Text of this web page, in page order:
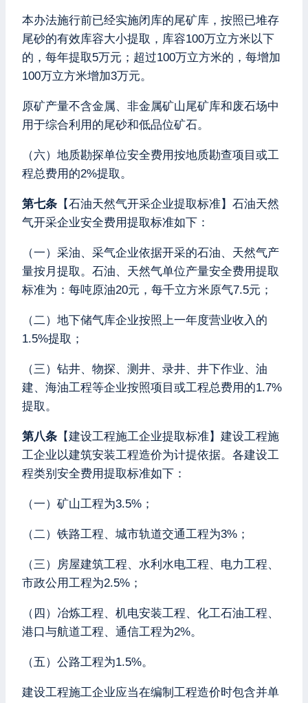
本办法施行前已经实施闭库的尾矿库，按照已堆存
尾砂的有效库容大小提取，库容100万立方米以下
的，每年提取5万元；超过100万立方米的，每增加
100万立方米增加3万元。
原矿产量不含金属、非金属矿山尾矿库和废石场中
用于综合利用的尾砂和低品位矿石。
（六）地质勘探单位安全费用按地质勘查项目或工
程总费用的2%提取。
第七条 【石油天然气开采企业提取标准】石油天然
气开采企业安全费用提取标准如下：
（一）采油、采气企业依据开采的石油、天然气产
量按月提取。石油、天然气单位产量安全费用提取
标准为：每吨原油20元，每千立方米原气7.5元；
（二）地下储气库企业按照上一年度营业收入的
1.5%提取；
（三）钻井、物探、测井、录井、井下作业、油
建、海油工程等企业按照项目或工程总费用的1.7%
提取。
第八条 【建设工程施工企业提取标准】建设工程施
工企业以建筑安装工程造价为计提依据。各建设工
程类别安全费用提取标准如下：
（一）矿山工程为3.5%；
（二）铁路工程、城市轨道交通工程为3%；
（三）房屋建筑工程、水利水电工程、电力工程、
市政公用工程为2.5%；
（四）冶炼工程、机电安装工程、化工石油工程、
港口与航道工程、通信工程为2%。
（五）公路工程为1.5%。
建设工程施工企业应当在编制工程造价时包含并单